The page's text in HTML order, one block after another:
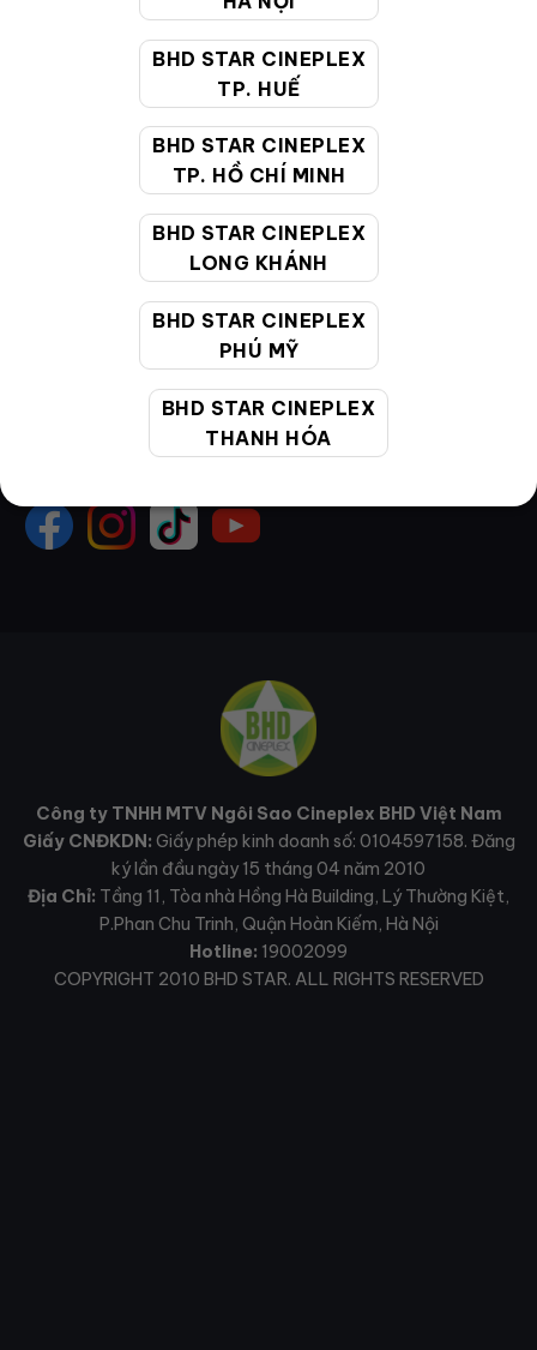
BHD STAR CINEPLEX
TP. HUẾ
BHD STAR CINEPLEX
TP. HỒ CHÍ MINH
BHD STAR CINEPLEX
LONG KHÁNH
BHD STAR CINEPLEX
PHÚ MỸ
BHD STAR CINEPLEX
THANH HÓA
Hướng dẫn đặt vé trực tuyến
Quy định và chính sách chung
Chính sách bảo vệ thông tin cá nhân của người tiêu
CHĂM SÓC KHÁCH HÀNG
19002099
9:00 - 22:00 (Tất cả các ngày bao
gồm cả Lễ, Tết)
cskh@bhdstar.vn
MẠNG XÃ HỘI
Công ty TNHH MTV Ngôi Sao Cineplex BHD Việt Nam
Giấy CNĐKDN: Giấy phép kinh doanh số: 0104597158. Đăng
ký lần đầu ngày 15 tháng 04 năm 2010
Địa Chỉ: Tầng 11, Tòa nhà Hồng Hà Building, Lý Thường Kiệt,
P.Phan Chu Trinh, Quận Hoàn Kiếm, Hà Nội
Hotline: 19002099
COPYRIGHT 2010 BHD STAR. ALL RIGHTS RESERVED